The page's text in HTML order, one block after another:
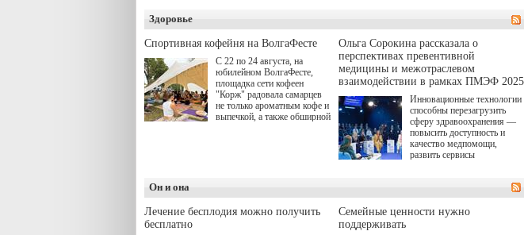
о превышении полномочий,
а сам он находится в СИЗО.
Здоровье
Спортивная кофейня на ВолгаФесте
С 22 по 24 августа, на
юбилейном ВолгаФесте,
площадка сети кофеен
"Корж" радовала самарцев
не только ароматным кофе и
выпечкой, а также обширной
Ольга Сорокина рассказала о
перспективах превентивной
медицины и межотраслевом
взаимодействии в рамках ПМЭФ 2025
Инновационные технологии
способны перезагрузить
сферу здравоохранения —
повысить доступность и
качество медпомощи,
развить сервисы
определенными барьерами.
К ним можно отнести
Он и она
Лечение бесплодия можно получить
бесплатно
Семейные ценности нужно
поддерживать